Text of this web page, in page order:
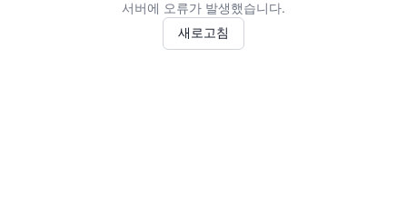
서버에 오류가 발생했습니다.
새로고침